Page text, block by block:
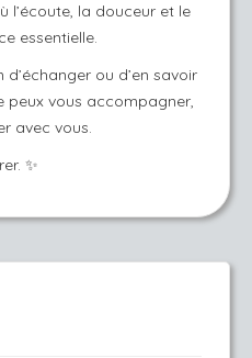
l’écoute, la douceur et le
essentielle.
ou d’en savoir
peux vous accompagner,
avec vous.
✨